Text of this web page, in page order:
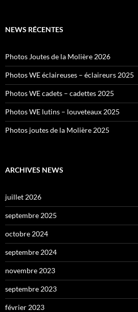
NEWS RÉCENTES
Photos Joutes de la Molière 2026
Photos WE éclaireuses – éclaireurs 2025
Photos WE cadets – cadettes 2025
Photos WE lutins – louveteaux 2025
Photos joutes de la Molière 2025
ARCHIVES NEWS
juillet 2026
septembre 2025
octobre 2024
septembre 2024
novembre 2023
septembre 2023
février 2023